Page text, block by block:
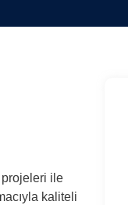
projeleri ile
kaliteli